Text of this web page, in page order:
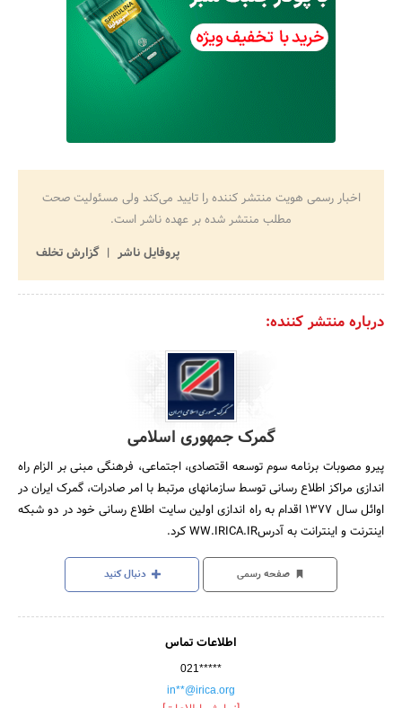
اخبار رسمی هویت منتشر کننده را تایید می‌کند ولی مسئولیت صحت
مطلب منتشر شده بر عهده ناشر است.
پروفایل ناشر
گزارش تخلف
درباره منتشر کننده:
گمرک جمهوری اسلامی
پیرو مصوبات برنامه سوم توسعه اقتصادی، اجتماعی، فرهنگی مبنی بر الزام راه
اندازی مراکز اطلاع رسانی توسط سازمانهای مرتبط با امر صادرات، گمرک ایران در
اوائل سال 1377 اقدام به راه اندازی اولین سایت اطلاع رسانی خود در دو شبکه
اینترنت و اینترانت به آدرسWW.IRICA.IR کرد.
صفحه رسمی دنبال کنید
اطلاعات تماس
021*****
in**@irica.org